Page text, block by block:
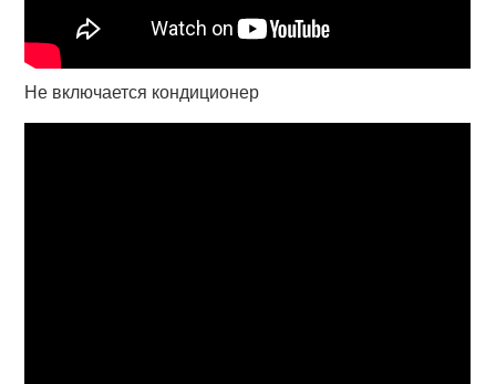
Не включается кондиционер